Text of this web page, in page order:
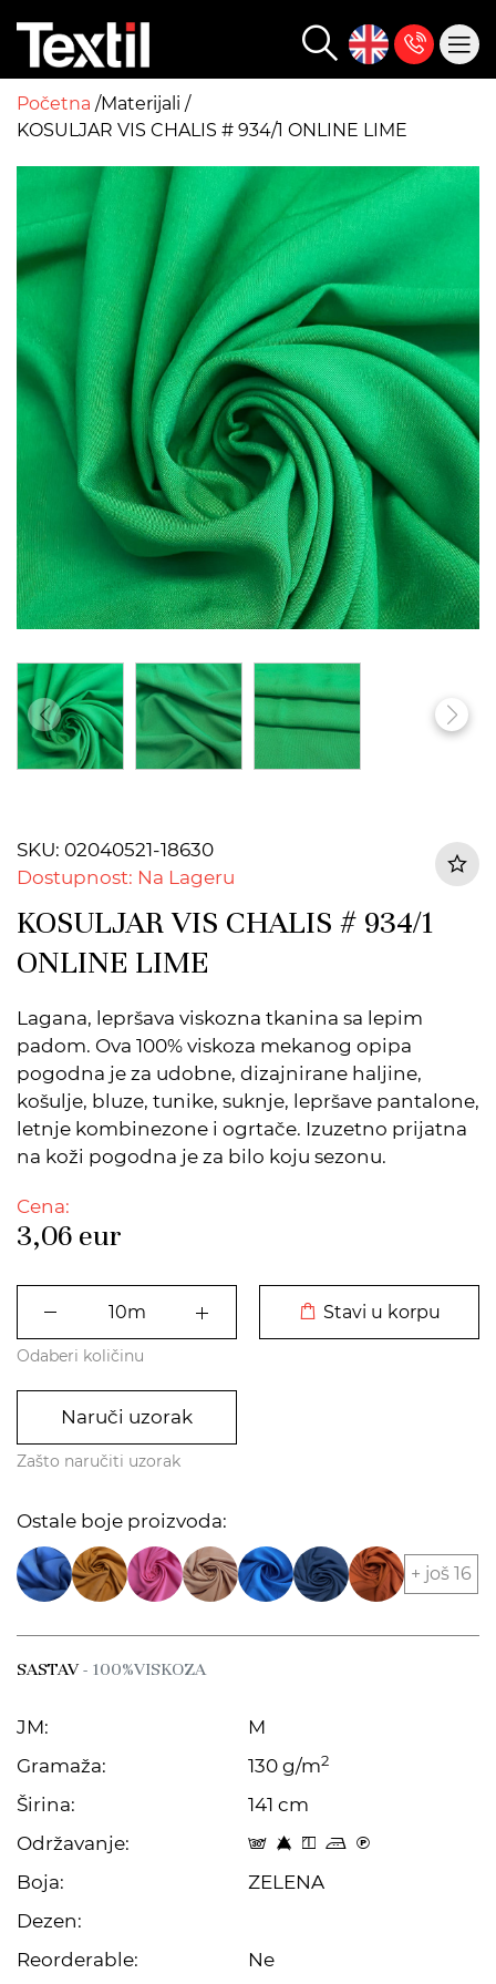
Početna Materijali
KOSULJAR VIS CHALIS # 934/1 ONLINE LIME
SKU: 02040521-18630
Dostupnost: Na Lageru
KOSULJAR VIS CHALIS # 934/1
ONLINE LIME
Lagana, lepršava viskozna tkanina sa lepim
padom. Ova 100% viskoza mekanog opipa
pogodna je za udobne, dizajnirane haljine,
košulje, bluze, tunike, suknje, lepršave pantalone,
letnje kombinezone i ogrtače. Izuzetno prijatna
na koži pogodna je za bilo koju sezonu.
Cena:
3,06 eur
Stavi u korpu
Odaberi količinu
Naruči uzorak
Zašto naručiti uzorak
Ostale boje proizvoda:
+ još 16
SASTAV- 100%VISKOZA
JM:
M
Gramaža:
130 g/m2
Širina:
141 cm
Održavanje:
s 8 y p C
Boja:
ZELENA
Dezen:
Reorderable:
Ne